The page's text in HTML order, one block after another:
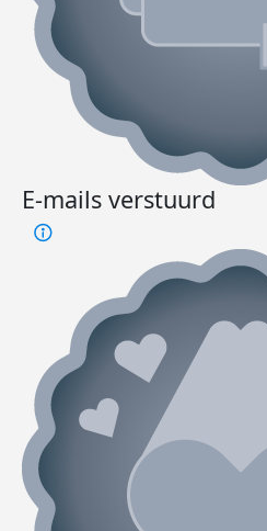
E-mails verstuurd